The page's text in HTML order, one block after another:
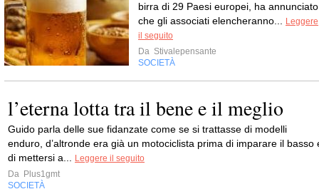
birra di 29 Paesi europei, ha annunciato
che gli associati elencheranno...
Leggere
il seguito
Da Stivalepensante
SOCIETÀ
l’eterna lotta tra il bene e il meglio
Guido parla delle sue fidanzate come se si trattasse di modelli
enduro, d’altronde era già un motociclista prima di imparare il basso
di mettersi a...
Leggere il seguito
Da Plus1gmt
SOCIETÀ